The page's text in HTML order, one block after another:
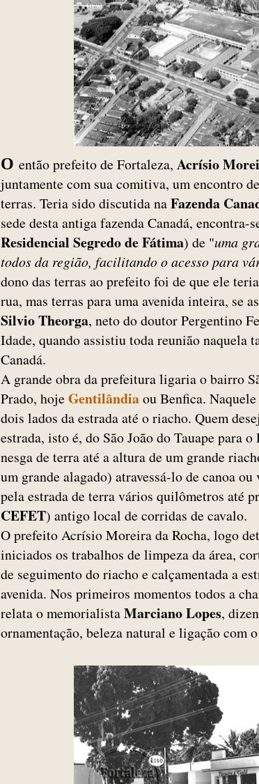
O então prefeito de Fortaleza, Acrísio
juntamente com sua comitiva, um encontro
terras. Teria sido discutida naFazenda
sede desta antiga fazenda Canadá, encontra-
Residencial Segredo de Fátima) de "uma
todos da região, facilitando o acesso para
dono das terras ao prefeito foi de que ele
rua, mas terras para uma avenida inteira, se
Silvio Theorga, neto do doutor Pergentino
Idade, quando assistiu toda reunião naquela
Canadá.
A grande obra da prefeitura ligaria o bairro
Prado, hoje Gentilândiaou Benfica.
dois lados da estrada até o riacho. Quem
estrada, isto é, do São João do Tauape para
nesga de terra até a altura de um grande
um grande alagado) atravessá-lo de canoa
pela estrada de terra vários quilômetros até
CEFET) antigo local de corridas de cavalo.
O prefeito Acrísio Moreira da Rocha, logo
iniciados os trabalhos de limpeza da área,
de seguimento do riacho e calçamentada a
avenida. Nos primeiros momentos todos a
relata o memorialistaMarciano Lopes,
ornamentação, beleza natural e ligação com